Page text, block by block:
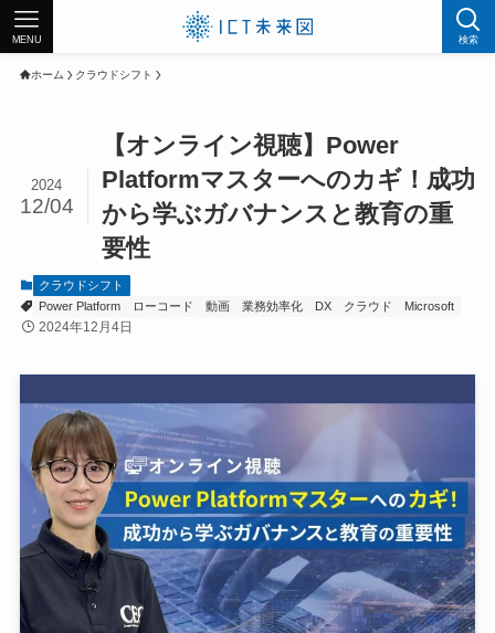
検索
MENU
ホーム クラウドシフト
【オンライン視聴】Power
Platformマスターへのカギ！成功
から学ぶガバナンスと教育の重
要性
2024
12/04
クラウドシフト
Power Platform
ローコード 動画 業務効率化 DX クラウド Microsoft
2024年12月4日